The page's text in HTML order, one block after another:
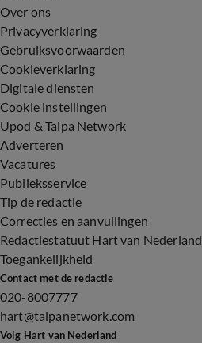
Over ons
Privacyverklaring
Gebruiksvoorwaarden
Cookieverklaring
Digitale diensten
Cookie instellingen
Upod & Talpa Network
Adverteren
Vacatures
Publieksservice
Tip de redactie
Correcties en aanvullingen
Redactiestatuut Hart van Nederland
Toegankelijkheid
Contact met de redactie
020-8007777
hart@talpanetwork.com
Volg Hart van Nederland